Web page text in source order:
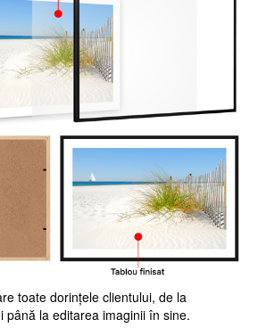
toate dorințele clientului, de la
până la editarea imaginii în sine.